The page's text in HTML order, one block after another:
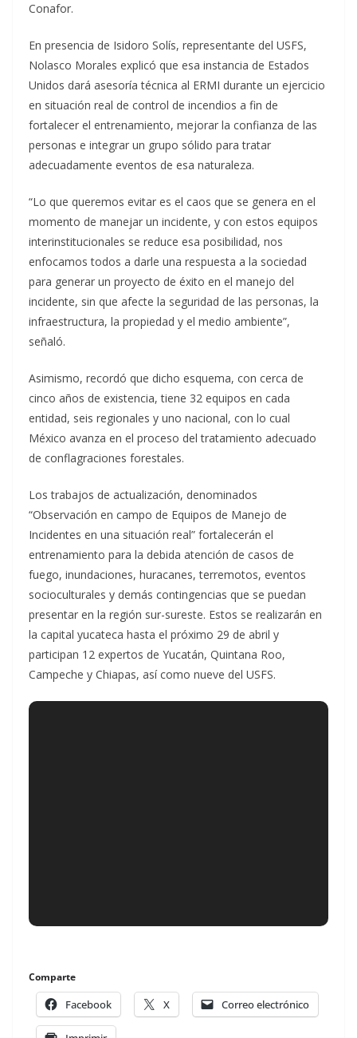
Conafor.
En presencia de Isidoro Solís, representante del USFS,
Nolasco Morales explicó que esa instancia de Estados
Unidos dará asesoría técnica al ERMI durante un ejercicio
en situación real de control de incendios a fin de
fortalecer el entrenamiento, mejorar la confianza de las
personas e integrar un grupo sólido para tratar
adecuadamente eventos de esa naturaleza.
“Lo que queremos evitar es el caos que se genera en el
momento de manejar un incidente, y con estos equipos
interinstitucionales se reduce esa posibilidad, nos
enfocamos todos a darle una respuesta a la sociedad
para generar un proyecto de éxito en el manejo del
incidente, sin que afecte la seguridad de las personas, la
infraestructura, la propiedad y el medio ambiente”,
señaló.
Asimismo, recordó que dicho esquema, con cerca de
cinco años de existencia, tiene 32 equipos en cada
entidad, seis regionales y uno nacional, con lo cual
México avanza en el proceso del tratamiento adecuado
de conflagraciones forestales.
Los trabajos de actualización, denominados
“Observación en campo de Equipos de Manejo de
Incidentes en una situación real” fortalecerán el
entrenamiento para la debida atención de casos de
fuego, inundaciones, huracanes, terremotos, eventos
socioculturales y demás contingencias que se puedan
presentar en la región sur-sureste. Estos se realizarán en
la capital yucateca hasta el próximo 29 de abril y
participan 12 expertos de Yucatán, Quintana Roo,
Campeche y Chiapas, así como nueve del USFS.
Comparte
Facebook X Correo electrónico